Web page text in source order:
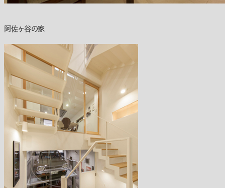
阿佐ヶ谷の家